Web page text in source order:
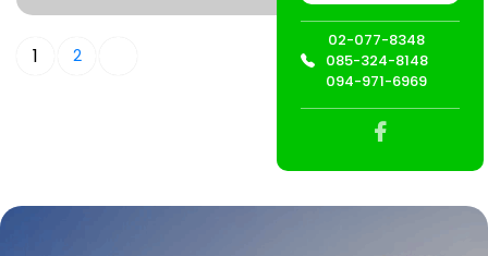
1 2
02-077-8348
085-324-8148
094-971-6969